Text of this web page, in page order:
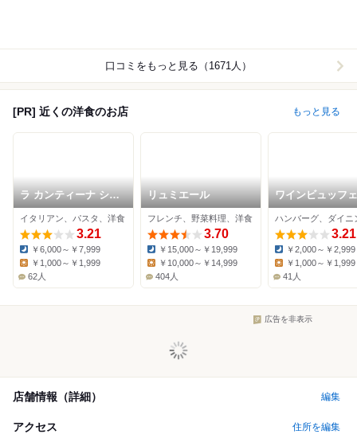
口コミをもっと見る（1671人）
[PR] 近くの洋食のお店 もっと見る
ラ カンティーナ シュ
ウ
イタリアン、パスタ、洋食
3.21
Dinner:
￥6,000～￥7,999
Lunch:
￥1,000～￥1,999
62人
リュミエール
フレンチ、野菜料理、洋食
3.70
Dinner:
￥15,000～￥19,999
￥10,000～￥14,999
404人
ワインビュッフ
3.21
Dinner:
￥2,000～￥2,999
Lunch:
￥1,000～￥1,999
41人
広告を非表示
店舗情報（詳細） 編集
アクセス 住所を編集